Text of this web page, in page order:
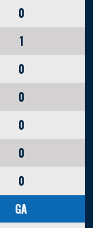
0
1
0
0
0
0
0
GA